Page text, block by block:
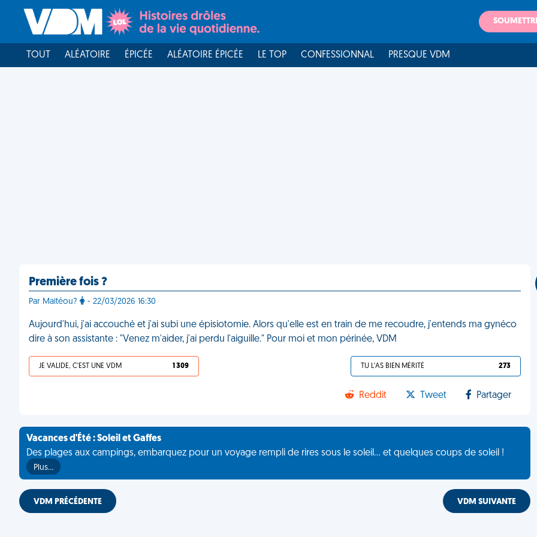
TOUT ALÉATOIRE ÉPICÉE ALÉATOIRE ÉPICÉE LE TOP CONFESSIONNAL PRESQUE VDM
Première fois ?
Par Maitéou? - 22/03/2026 16:30
Aujourd'hui, j'ai accouché et j'ai subi une épisiotomie. Alors qu'elle est en train de me recoudre, j'entends ma gynéco
dire à son assistante : "Venez m'aider, j'ai perdu l'aiguille." Pour moi et mon périnée, VDM
JE VALIDE, C'EST UNE VDM 1 309 TU L'AS BIEN MÉRITÉ 273
Reddit Tweet Partager
Vacances d'Été : Soleil et Gaffes
Des plages aux campings, embarquez pour un voyage rempli de rires sous le soleil... et quelques coups de soleil !
Plus…
VDM PRÉCÉDENTE VDM SUIVANTE